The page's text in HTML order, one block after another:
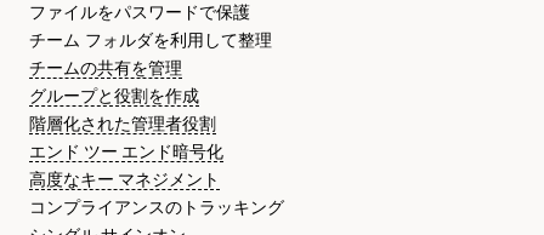
ファイルをパスワードで保護
チーム フォルダを利用して整理
チームの共有を管理
グループと役割を作成
階層化された管理者役割
エンド ツー エンド暗号化
高度なキー マネジメント
コンプライアンスのトラッキング